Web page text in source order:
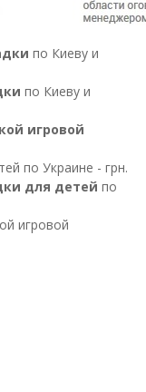
по Киеву и
по Киеву и
игровой
по Украине - грн.
для детей по
игровой